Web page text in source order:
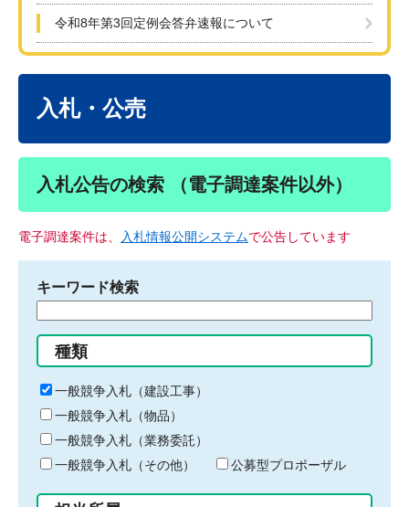
令和8年第3回定例会答弁速報について
入札・公売
入札公告の検索 （電子調達案件以外）
電子調達案件は、 入札情報公開システムで公告しています
キーワード検索
る
キ
ー
ワ
ー
ド
入
種類
一般競争入札（建設工事）
一般競争入札（物品）
一般競争入札（業務委託）
一般競争入札（その他）
公募型プロポーザル